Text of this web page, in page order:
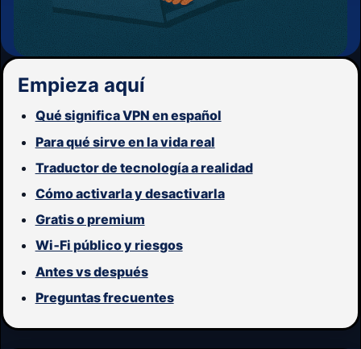
Empieza aquí
Qué significa VPN en español
Para qué sirve en la vida real
Traductor de tecnología a realidad
Cómo activarla y desactivarla
Gratis o premium
Wi‑Fi público y riesgos
Antes vs después
Preguntas frecuentes